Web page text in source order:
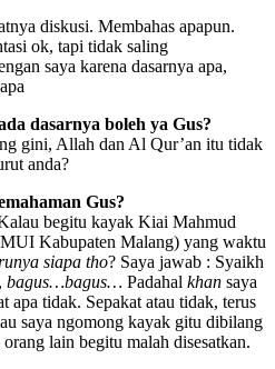
diskusi. Membahas apapun.
ok, tapi tidak saling
saya karena dasarnya apa,
dasarnya boleh ya Gus?
gini, Allah dan Al Qur’an itu tidak
anda?
Gus?
begitu kayak Kiai Mahmud
Kabupaten Malang) yang waktu
siapa tho? Saya jawab : Syaikh
bagus…bagus… Padahal khan saya
apa tidak. Sepakat atau tidak, terus
saya ngomong kayak gitu dibilang
lain begitu malah disesatkan.